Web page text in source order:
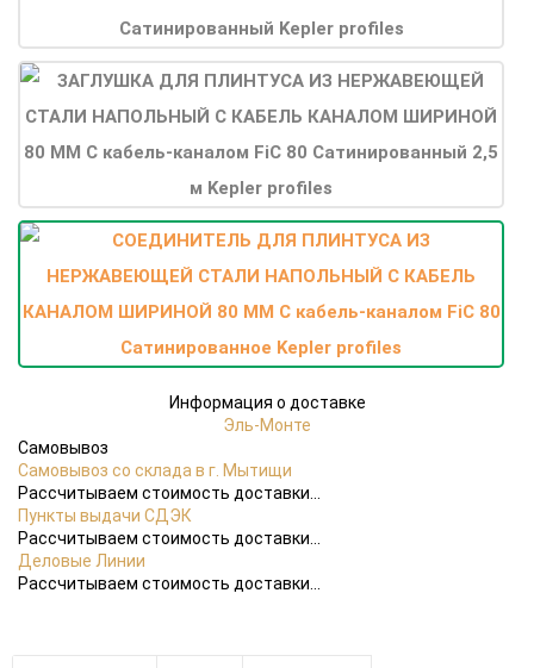
Информация о доставке
Эль-Монте
Самовывоз
Самовывоз со склада в г. Мытищи
Рассчитываем стоимость доставки...
Пункты выдачи СДЭК
Рассчитываем стоимость доставки...
Деловые Линии
Рассчитываем стоимость доставки...